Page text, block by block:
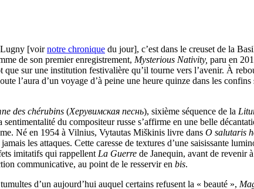
Lugny [voirnotre chronique du jour], c’est dans le creuset de la
de son premier enregistrement, Mysterious Nativity, paru en
sur une institution festivalière qu’il tourne vers l’avenir. À
l’aura d’un voyage d’à peine une heure quinze dans les
des chérubins (Херувимская песнь), sixième séquence de la
du compositeur russe s’affirme en une belle
Né en 1954 à Vilnius, Vytautas Miškinis livre dans O salutaris
les attaques. Cette caresse de textures d’une saisissante
imitatifs qui rappellent La Guerre de Janequin, avant de revenir
communicative, au point de le resservir en bis.
d’un aujourd’hui auquel certains refusent la « beauté »,